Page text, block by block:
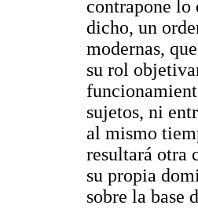
contrapone lo
dicho, un
modernas,
su rol
sujetos, ni
al mismo
resultará otra
su propia
sobre la base